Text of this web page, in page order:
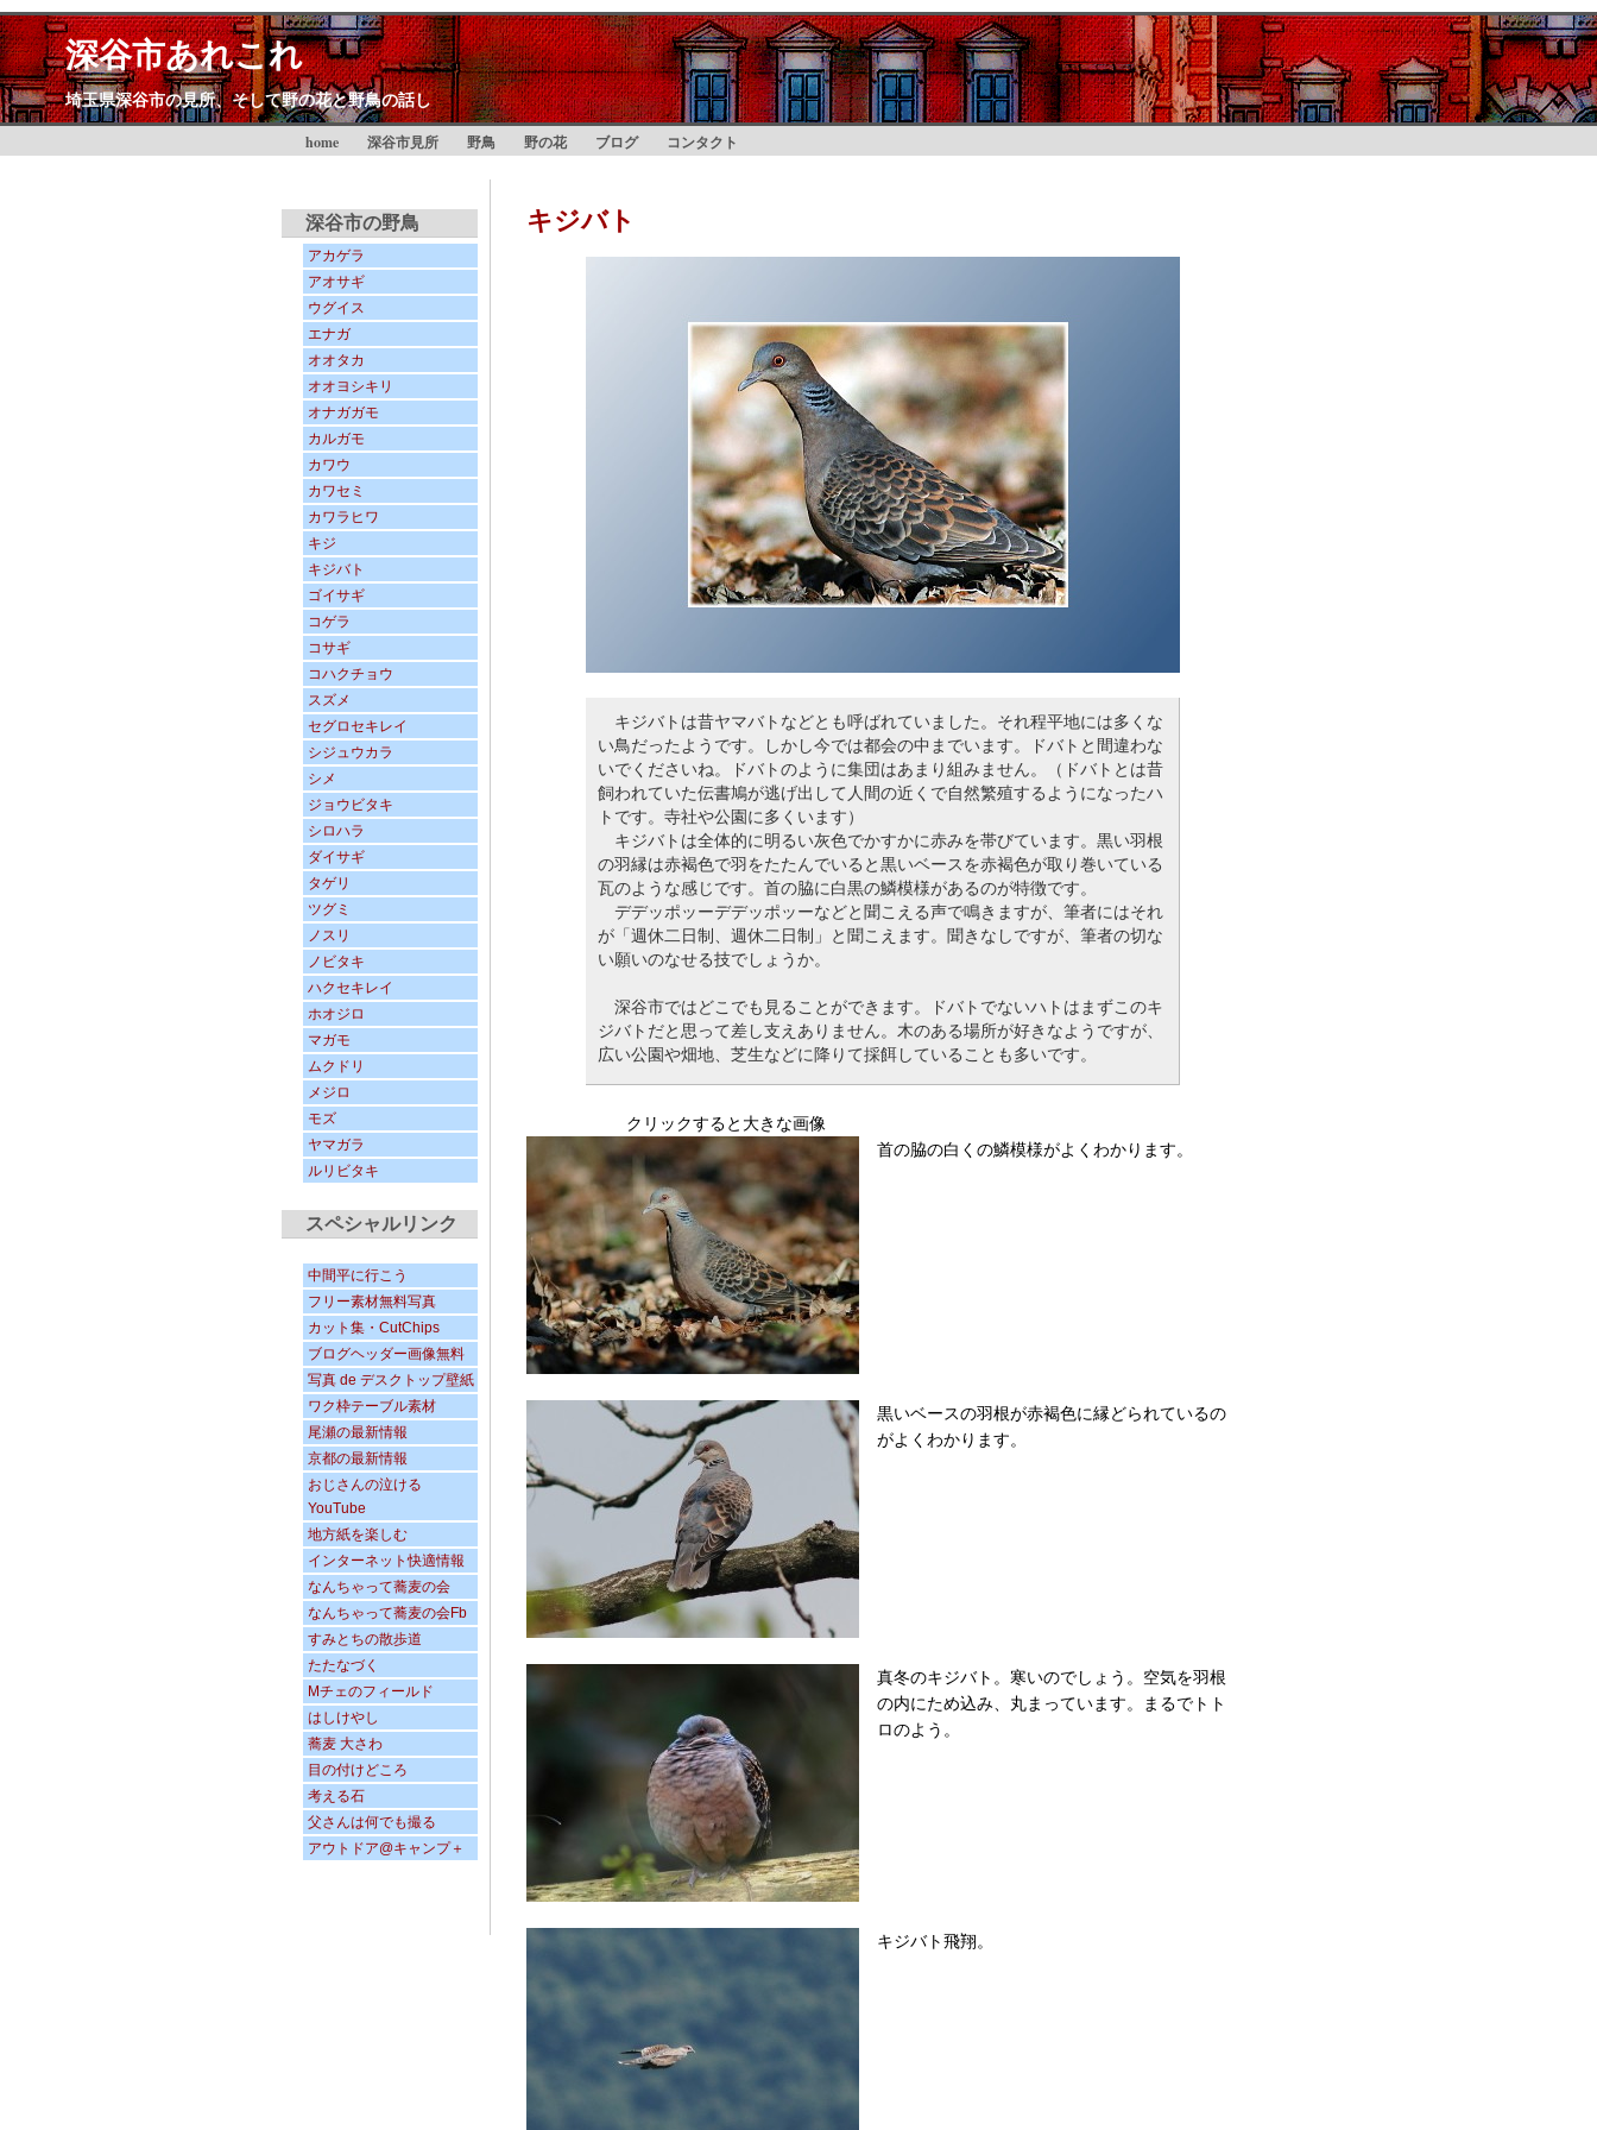
深谷市あれこれ
埼玉県深谷市の見所、そして野の花と野鳥の話し
home 深谷市見所 野鳥 野の花 ブログ コンタクト
深谷市の野鳥
アカゲラ
アオサギ
ウグイス
エナガ
オオタカ
オオヨシキリ
オナガガモ
カルガモ
カワウ
カワセミ
カワラヒワ
キジ
キジバト
ゴイサギ
コゲラ
コサギ
コハクチョウ
スズメ
セグロセキレイ
シジュウカラ
シメ
ジョウビタキ
シロハラ
ダイサギ
タゲリ
ツグミ
ノスリ
ノビタキ
ハクセキレイ
ホオジロ
マガモ
ムクドリ
メジロ
モズ
ヤマガラ
ルリビタキ
スペシャルリンク
中間平に行こう
フリー素材無料写真
カット集・CutChips
ブログヘッダー画像無料
写真 de デスクトップ壁紙
ワク枠テーブル素材
尾瀬の最新情報
京都の最新情報
おじさんの泣ける
YouTube
地方紙を楽しむ
インターネット快適情報
なんちゃって蕎麦の会
なんちゃって蕎麦の会Fb
すみとちの散歩道
たたなづく
Mチェのフィールド
はしけやし
蕎麦 大さわ
目の付けどころ
考える石
父さんは何でも撮る
アウトドア@キャンプ＋
キジバト
キジバトは昔ヤマバトなどとも呼ばれていました。それ程平地には多くな
い鳥だったようです。しかし今では都会の中までいます。ドバトと間違わな
いでくださいね。ドバトのように集団はあまり組みません。（ドバトとは昔
飼われていた伝書鳩が逃げ出して人間の近くで自然繁殖するようになったハ
トです。寺社や公園に多くいます）
キジバトは全体的に明るい灰色でかすかに赤みを帯びています。黒い羽根
の羽縁は赤褐色で羽をたたんでいると黒いベースを赤褐色が取り巻いている
瓦のような感じです。首の脇に白黒の鱗模様があるのが特徴です。
デデッポッーデデッポッーなどと聞こえる声で鳴きますが、筆者にはそれ
が「週休二日制、週休二日制」と聞こえます。聞きなしですが、筆者の切な
い願いのなせる技でしょうか。
深谷市ではどこでも見ることができます。ドバトでないハトはまずこのキ
ジバトだと思って差し支えありません。木のある場所が好きなようですが、
広い公園や畑地、芝生などに降りて採餌していることも多いです。
クリックすると大きな画像
首の脇の白くの鱗模様がよくわかります。
黒いベースの羽根が赤褐色に縁どられているの
がよくわかります。
真冬のキジバト。寒いのでしょう。空気を羽根
の内にため込み、丸まっています。まるでトト
ロのよう。
キジバト飛翔。